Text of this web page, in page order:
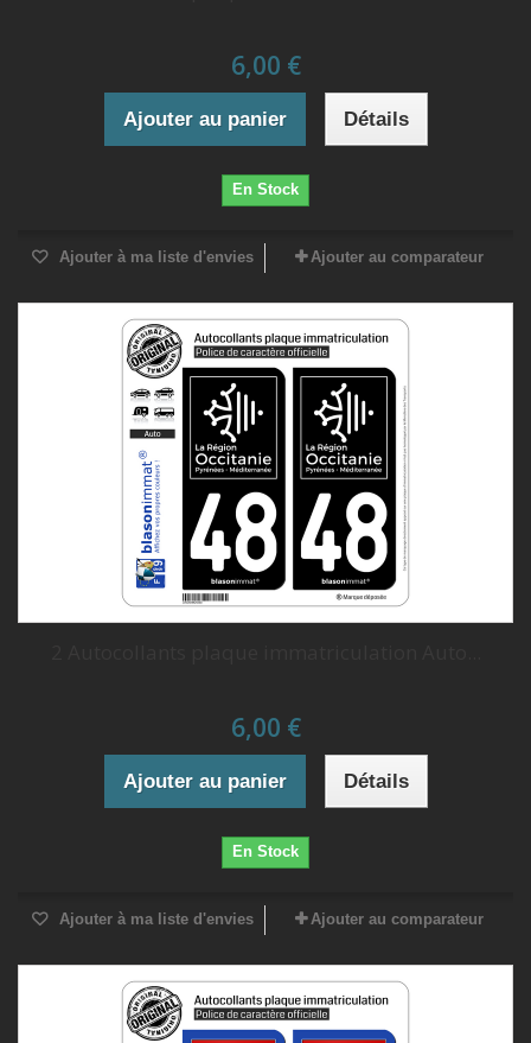
6,00 €
Ajouter au panier Détails
En Stock
Ajouter à ma liste d'envies Ajouter au comparateur
6,00 €
Ajouter au panier Détails
En Stock
Ajouter à ma liste d'envies Ajouter au comparateur